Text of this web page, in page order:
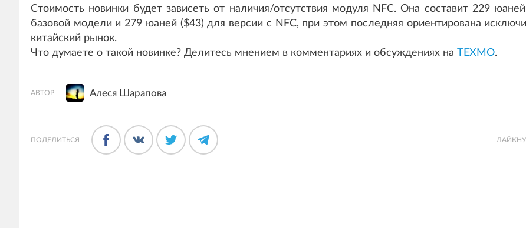
Стоимость новинки будет зависеть от наличия/отсутствия модуля NFC. Она составит 229
базовой модели и 279 юаней ($43) для версии с NFC, при этом последняя ориентирована
китайский рынок.
Что думаете о такой новинке? Делитесь мнением в комментариях и обсуждениях на ТЕХМО.
АВТОР Алеся Шарапова
ПОДЕЛИТЬСЯ